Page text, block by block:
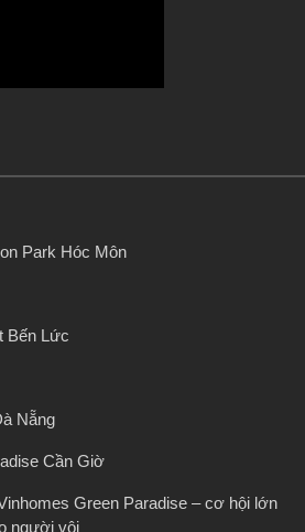
Park Hóc Môn
Bến Lức
Nẵng
Cần Giờ
Green Paradise – cơ hội lớn
người vội